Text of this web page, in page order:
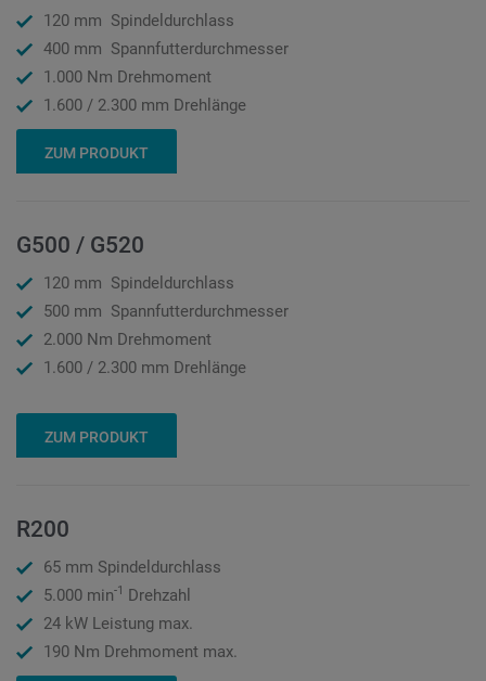
120 mm Spindeldurchlass
400 mm Spannfutterdurchmesser
1.000 Nm Drehmoment
1.600 / 2.300 mm Drehlänge
ZUM PRODUKT
G500 / G520
120 mm Spindeldurchlass
500 mm Spannfutterdurchmesser
2.000 Nm Drehmoment
1.600 / 2.300 mm Drehlänge
ZUM PRODUKT
R200
65 mm Spindeldurchlass
5.000 min-1
Drehzahl
24 kW Leistung max.
190 Nm Drehmoment max.